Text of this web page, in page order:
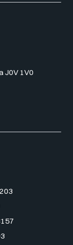
J0V 1V0